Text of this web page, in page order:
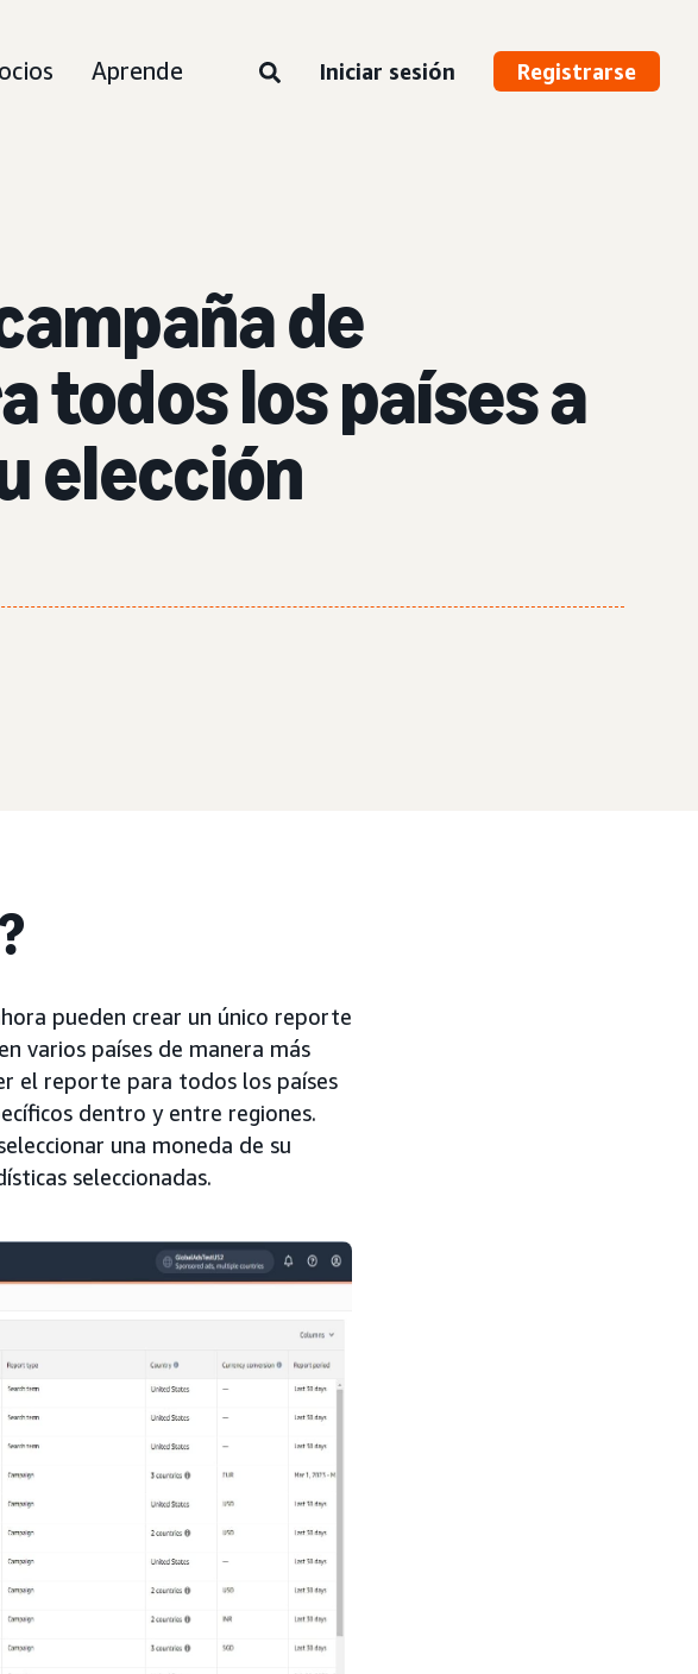
Aprende Iniciar sesión Registrarse
de
todos los países a
elección
pueden crear un único reporte
varios países de manera más
el reporte para todos los países
dentro y entre regiones.
una moneda de su
seleccionadas.